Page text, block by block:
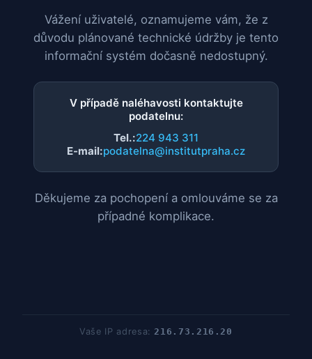
Vážení uživatelé, oznamujeme vám, že z
důvodu plánované technické údržby je tento
informační systém dočasně nedostupný.
V případě naléhavosti kontaktujte
podatelnu:
Tel.:224 943 311
E-mail:podatelna@institutpraha.cz
Děkujeme za pochopení a omlouváme se za
případné komplikace.
Vaše IP adresa:216.73.216.20